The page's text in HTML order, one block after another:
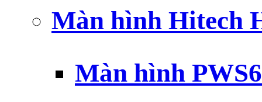
Màn hình Hitech
Màn hình